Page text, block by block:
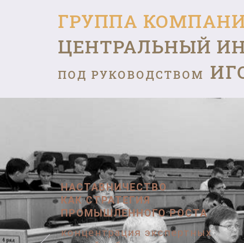
ГРУППА
ЦЕНТРАЛЬНЫЙ
ПОД РУКОВОДСТВОМ
НАСТАВНИЧЕСТВО
КАК СТРАТЕГИЯ
ПРОМЫШЛЕННОГО РОСТА
концентрация экспертных